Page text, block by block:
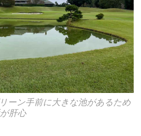
ーン手前に大きな池があるため
肝心